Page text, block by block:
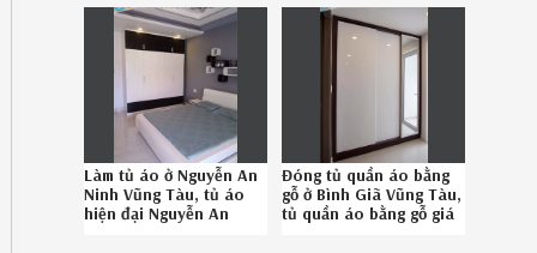
Làm tủ áo ở Nguyễn An
Ninh Vũng Tàu, tủ áo
hiện đại Nguyễn An
Đóng tủ quần áo bằng
gỗ ở Bình Giã Vũng Tàu,
tủ quần áo bằng gỗ giá